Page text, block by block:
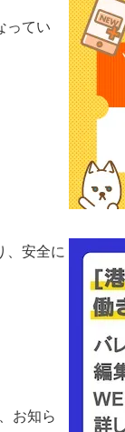
ってい
、安全に
お知ら